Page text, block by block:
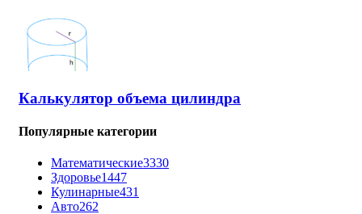
Калькулятор объема цилиндра
Популярные категории
Математические3330
Здоровье1447
Кулинарные431
Авто262